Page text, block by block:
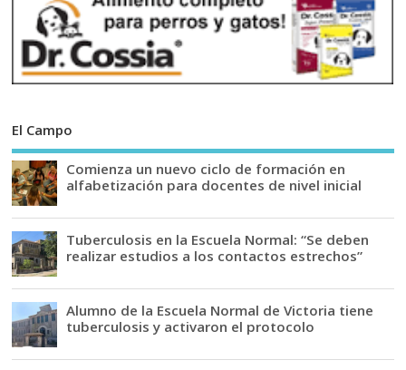
El Campo
Comienza un nuevo ciclo de formación en
alfabetización para docentes de nivel inicial
Tuberculosis en la Escuela Normal: “Se deben
realizar estudios a los contactos estrechos”
Alumno de la Escuela Normal de Victoria tiene
tuberculosis y activaron el protocolo